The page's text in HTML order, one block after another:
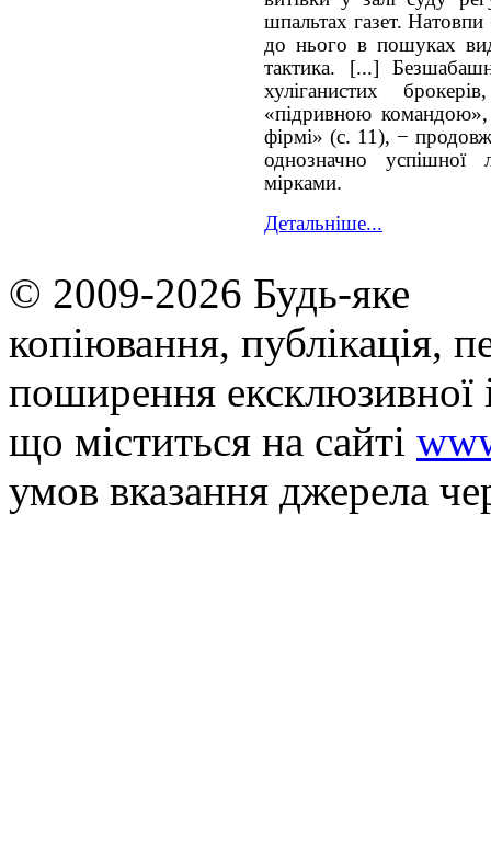
шпальтах газет. Натовпи
до нього в пошуках
тактика. [...]
хуліганистих
«підривною
фірмі» (с. 11), −
однозначно
мірками.
Детальніше...
© 2009-2026 Будь-яке
копiювання, публiкацiя,
поширення
що мiститься на сайті
умов вказання джерела